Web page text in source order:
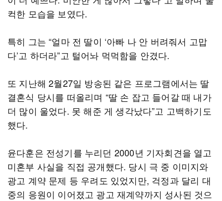
컥한 모습을 보였다.
특히 그는 “얼마 전 딸이 ‘아빠 나 안 버려줘서 고맙
다’고 하더라”고 털어놔 먹먹함을 안겼다.
또 지난해 2월27일 방송된 같은 프로그램에서는 딸
결혼식 당시를 떠올리며 “딸 손 잡고 들어갈 때 내가
더 많이 울었다. 못 해준 게 생각났다”고 고백하기도
했다.
윤다훈은 전성기를 누리던 2000년 기자회견을 열고
미혼부 사실을 직접 공개했다. 당시 극 중 이미지와
광고 계약 문제 등 우려도 있었지만, 걱정과 달리 대
중의 응원이 이어졌고 광고 재계약까지 성사된 것으